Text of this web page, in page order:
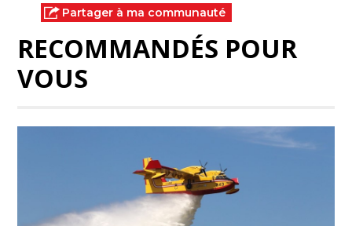
Partager à ma communauté
RECOMMANDÉS POUR
VOUS